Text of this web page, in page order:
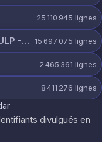
25 110 945 lignes
[TELEGRAM]-@Primo_Cloud - 15M ULP - 8 AUG.txt 15 697 075 lignes
2 465 361 lignes
8 411 276 lignes
divulgués en